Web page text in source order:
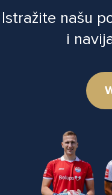
Istražite našu
i